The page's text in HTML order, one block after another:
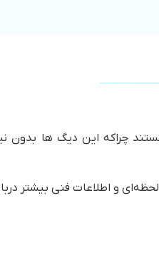
هستند چراکه این دیگ ها
متغیر است. جهت دریافت قیمت لحظه‌ای و اطلاعات فنی